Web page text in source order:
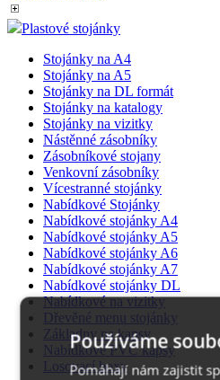
Plastové stojánky
Stojánky na A4
Stojánky na A5
Stojánky na DL formát
Stojánky na katalogy
Stojánky na vizitky
Nástěnné zásobníky
Zásobníkové stojany
Venkovní zásobníky
Vícestranné stojánky
Nabídkové Stojánky
Nabídkové stojánky A4
Nabídkové stojánky A5
Nabídkové stojánky A6
Nabídkové stojánky A7
Nabídkové stojánky DL
Nabídkové na vizitky
Dřevěné menu stojánky
Základny na kapsy
Nabídkové PVC kapsy
Losovací boxy
Používáme
Pomáhají nám zajistit